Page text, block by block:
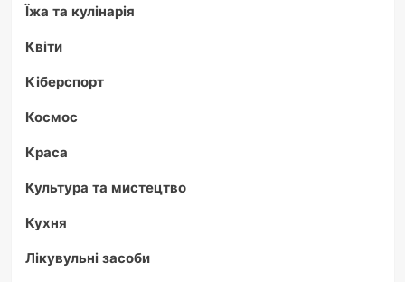
Їжа та кулінарія
Квіти
Кіберспорт
Космос
Краса
Культура та мистецтво
Кухня
Лікувульні засоби